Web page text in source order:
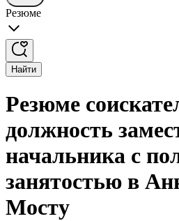
Резюме
Найти
Резюме
должность
начальника с
занятостью в
Мосту